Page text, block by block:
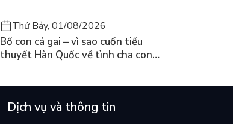
Thứ Bảy, 01/08/2026
Bố con cá gai – vì sao cuốn tiểu
thuyết Hàn Quốc về tình cha con
Dịch vụ và thông tin